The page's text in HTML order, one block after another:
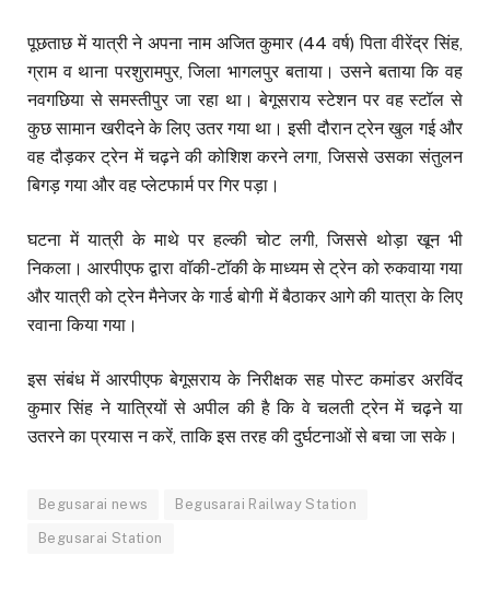
पूछताछ में यात्री ने अपना नाम अजित कुमार (44 वर्ष) पिता वीरेंद्र सिंह,
ग्राम व थाना परशुरामपुर, जिला भागलपुर बताया। उसने बताया कि वह
नवगछिया से समस्तीपुर जा रहा था। बेगूसराय स्टेशन पर वह स्टॉल से
कुछ सामान खरीदने के लिए उतर गया था। इसी दौरान ट्रेन खुल गई और
वह दौड़कर ट्रेन में चढ़ने की कोशिश करने लगा, जिससे उसका संतुलन
बिगड़ गया और वह प्लेटफार्म पर गिर पड़ा।
घटना में यात्री के माथे पर हल्की चोट लगी, जिससे थोड़ा खून भी
निकला। आरपीएफ द्वारा वॉकी-टॉकी के माध्यम से ट्रेन को रुकवाया गया
और यात्री को ट्रेन मैनेजर के गार्ड बोगी में बैठाकर आगे की यात्रा के लिए
रवाना किया गया।
इस संबंध में आरपीएफ बेगूसराय के निरीक्षक सह पोस्ट कमांडर अरविंद
कुमार सिंह ने यात्रियों से अपील की है कि वे चलती ट्रेन में चढ़ने या
उतरने का प्रयास न करें, ताकि इस तरह की दुर्घटनाओं से बचा जा सके।
Begusarai news Begusarai Railway Station
Begusarai Station